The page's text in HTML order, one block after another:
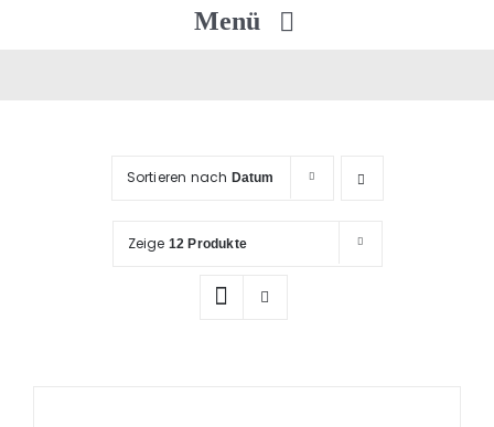
Menü
Sortieren nach Datum
Zeige 12 Produkte